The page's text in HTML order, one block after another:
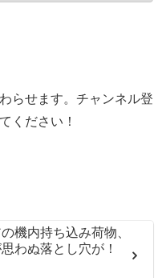
らせます。チャンネル登
ください！
機内持ち込み荷物、
わぬ落とし穴が！